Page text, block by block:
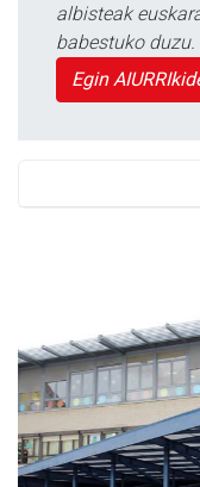
albisteak
babestuko duzu.
Egin